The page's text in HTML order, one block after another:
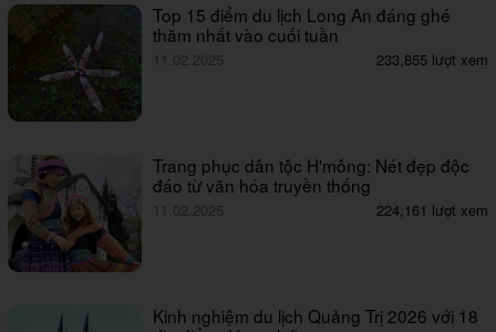
Top 15 điểm du lịch Long An đáng ghé
thăm nhất vào cuối tuần
11.02.2025 233,855 lượt xem
Trang phục dân tộc H'mông: Nét đẹp độc
đáo từ văn hóa truyền thống
11.02.2025 224,161 lượt xem
Kinh nghiệm du lịch Quảng Trị 2026 với 18